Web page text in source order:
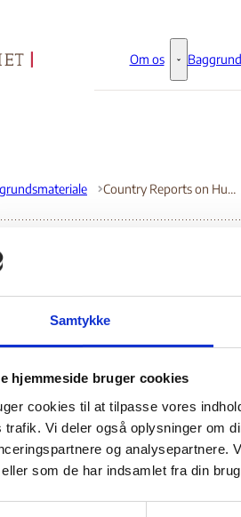
Samtykke
hjemmeside bruger cookies
cookies til at tilpasse vores
trafik. Vi deler også oplysninger om
og analysepartnere.
som de har indsamlet fra din
Om os Om os -
Country Reports on Human Rights Practices for 2014 - Russia
Rights
Russia
25.06.2015 Bilag
Omhandler